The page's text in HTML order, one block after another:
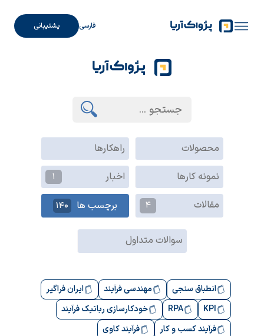
فارسی پشتیبانی
محصولات
راهکارها
نمونه کارها
اخبار 1
مقالات 4
سوالات متداول
برچسب ها 140
انطباق سنجی مهندسی فرآیند
ایران فراگیر
KPI
RPA
خودکارسازی رباتیک فرآیند
فرآیند کسب و کار
فرآیند کاوی